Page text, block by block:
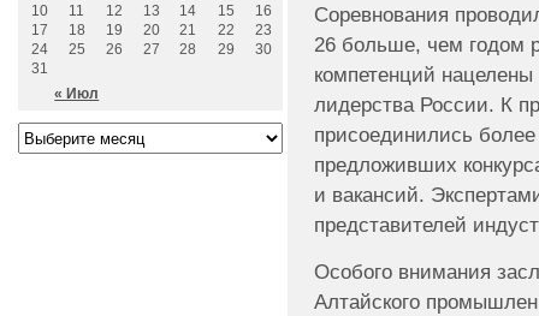
Соревнования
26 больше, чем годом
компетенций нацелены
лидерства России. К
присоединились
предложивших
и вакансий.
представителей
Особого внимания
Алтайского
« Июл
10
11 12 13 14 15
16
17
18 19 20 21 22
23
24
25 26 27 28 29
30
31